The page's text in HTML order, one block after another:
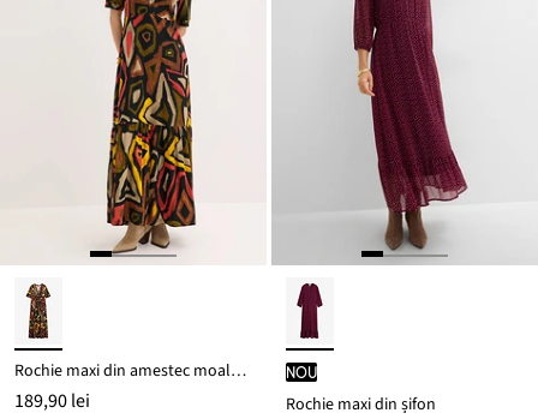
Rochie maxi din amestec moale cu viscoză
189,90 lei
nou
Rochie maxi din șifon